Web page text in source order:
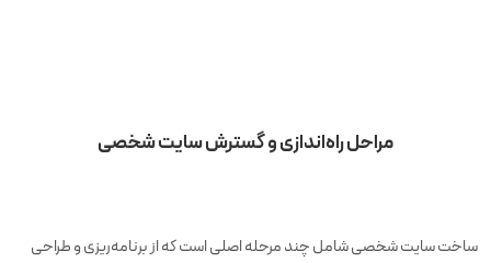
مراحل راه‌اندازی و گسترش سایت شخصی
ساخت سایت شخصی شامل چند مرحله اصلی است که از برنامه‌ریزی و طراحی